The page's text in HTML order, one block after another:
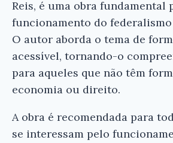
Reis, é uma obra fundamental
funcionamento do
O autor aborda o tema de
acessível, tornando-o
para aqueles que não têm
economia ou direito.
A obra é recomendada para
se interessam pelo